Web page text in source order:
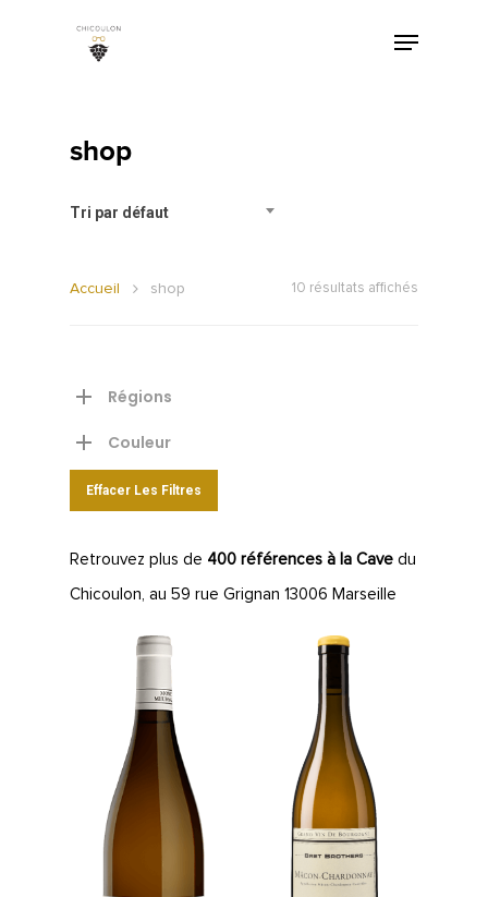
shop
Tri par défaut
10 résultats affichés
Accueil shop
Régions
Couleur
Effacer Les Filtres
Retrouvez plus de 400 références à la Cave du
Chicoulon, au 59 rue Grignan 13006 Marseille